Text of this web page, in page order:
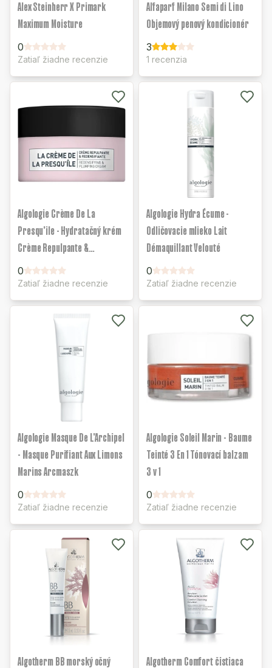
Alex Steinherr X Primark
Maximum Moisture
0
Zatiaľ žiadne recenzie
Alfaparf Milano Semi di Lino
Objemový penový kondicionér
3
1 recenzia
Algologie Crème De La
Presqu'île - Hydratačný krém
Crème Repulpante &
Redensifiante
0
Zatiaľ žiadne recenzie
Algologie Hydra Écume -
Odličovacie mlieko Lait
Démaquillant Velouté
0
Zatiaľ žiadne recenzie
Algologie Masque De L'Archipel
- Masque Purifiant Aux Limons
Marins Arcmaszk
0
Zatiaľ žiadne recenzie
Algologie Soleil Marin - Baume
Teinté 3 En 1 Tónovací balzam
3 v 1
0
Zatiaľ žiadne recenzie
Algotherm BB morský očný
Algotherm Comfort čistiaca